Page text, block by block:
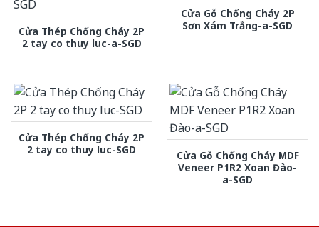
Cửa Thép Chống Cháy 2P
2 tay co thuy luc-a-SGD
Cửa Gỗ Chống Cháy 2P
Sơn Xám Trắng-a-SGD
Cửa Thép Chống Cháy 2P
2 tay co thuy luc-SGD
Cửa Gỗ Chống Cháy MDF
Veneer P1R2 Xoan Đào-
a-SGD